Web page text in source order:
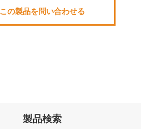
製品検索
この製品を問い合わせる